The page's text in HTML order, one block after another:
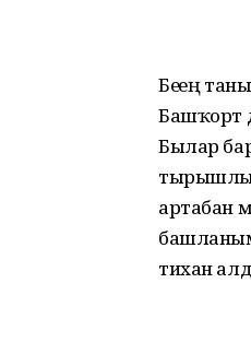
Беҙҙең
Башҡорт
Былар
артабан
тихан